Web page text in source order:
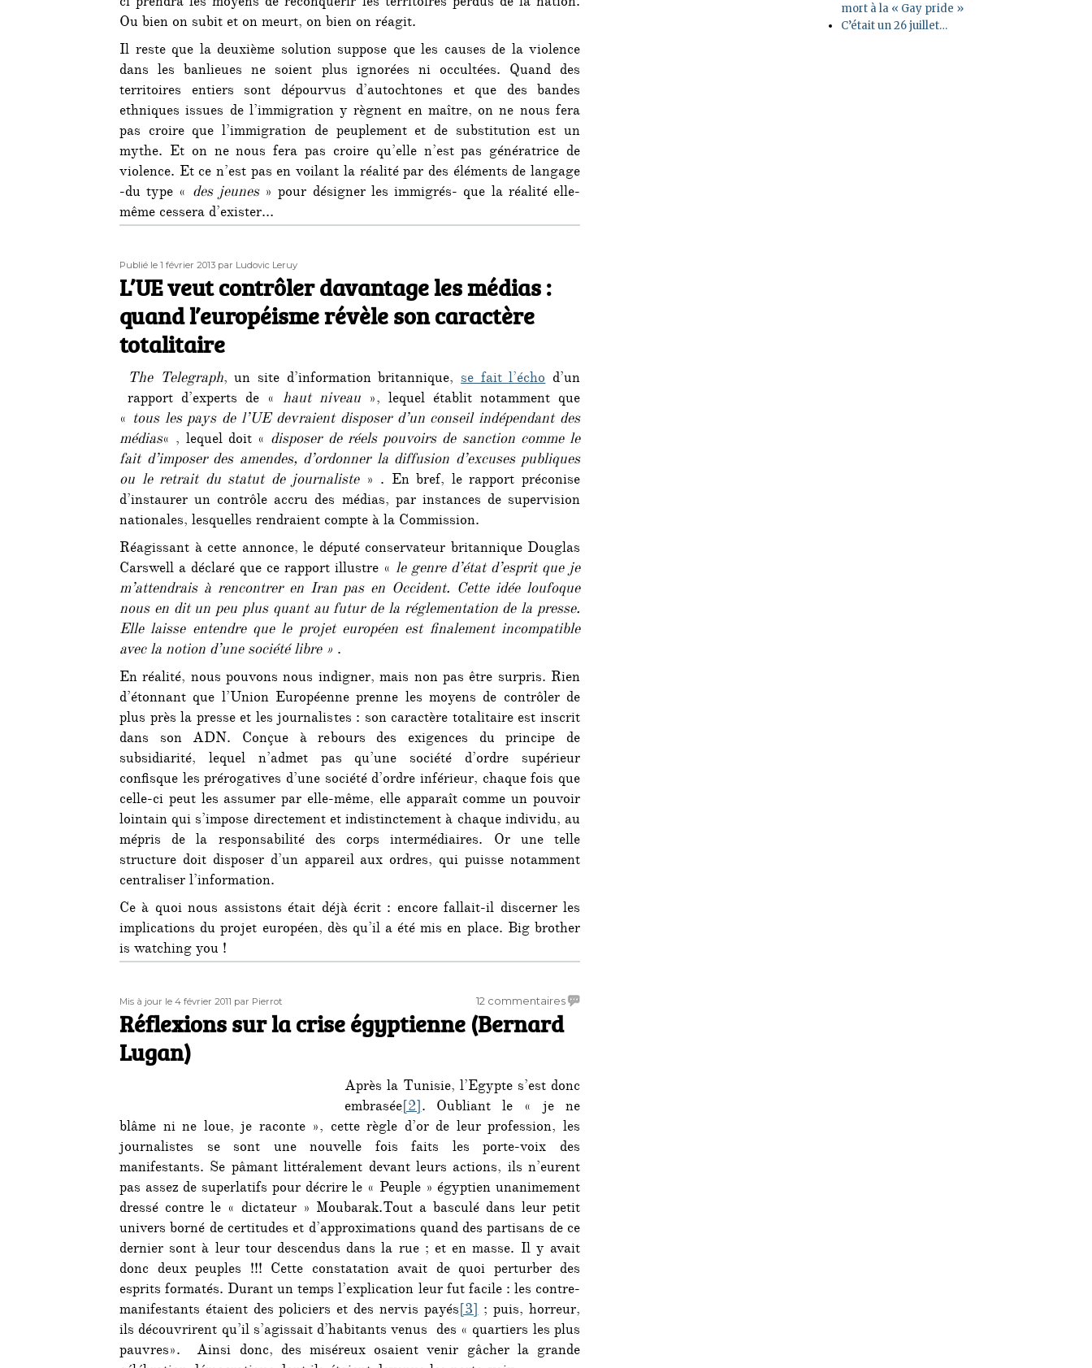
Ou bien on subit et on meurt, on bien on réagit.
Il reste que la deuxième solution suppose que les causes de la violence
dans les banlieues ne soient plus ignorées ni occultées. Quand des
territoires entiers sont dépourvus d’autochtones et que des bandes
ethniques issues de l’immigration y règnent en maître, on ne nous fera
pas croire que l’immigration de peuplement et de substitution est un
mythe. Et on ne nous fera pas croire qu’elle n’est pas génératrice de
violence. Et ce n’est pas en voilant la réalité par des éléments de langage
-du type « des jeunes» pour désigner les immigrés- que la réalité elle-
même cessera d’exister…
Publié
le
Publié le 1 février 2013 Auteur
par Ludovic Leruy
L’UE veut contrôler davantage les médias :
quand l’européisme révèle son caractère
totalitaire
The Telegraph, un site d’information britannique,se fait l’échod’un
rapport d’experts de « haut niveau », lequel établit notamment que
« tous les pays de l’UE devraient disposer d’un conseil indépendant des
médias« , lequel doit « disposer de réels pouvoirs de sanction comme le
fait d’imposer des amendes, d’ordonner la diffusion d’excuses publiques
ou le retrait du statut de journaliste» . En bref, le rapport préconise
d’instaurer un contrôle accru des médias, par instances de supervision
nationales, lesquelles rendraient compte à la Commission.
Réagissant à cette annonce, le député conservateur britannique Douglas
Carswell a déclaré que ce rapport illustre « le genre d’état d’esprit que je
m’attendrais à rencontrer en Iran pas en Occident. Cette idée loufoque
nous en dit un peu plus quant au futur de la réglementation de la presse.
Elle laisse entendre que le projet européen est finalement incompatible
avec la notion d’une société libre » .
En réalité, nous pouvons nous indigner, mais non pas être surpris. Rien
d’étonnant que l’Union Européenne prenne les moyens de contrôler de
plus près la presse et les journalistes : son caractère totalitaire est inscrit
dans son ADN. Conçue à rebours des exigences du principe de
subsidiarité, lequel n’admet pas qu’une société d’ordre supérieur
confisque les prérogatives d’une société d’ordre inférieur, chaque fois que
celle-ci peut les assumer par elle-même, elle apparaît comme un pouvoir
lointain qui s’impose directement et indistinctement à chaque individu, au
mépris de la responsabilité des corps intermédiaires. Or une telle
structure doit disposer d’un appareil aux ordres, qui puisse notamment
centraliser l’information.
Ce à quoi nous assistons était déjà écrit : encore fallait-il discerner les
implications du projet européen, dès qu’il a été mis en place. Big brother
is watching you !
Publié
le
Mis à jour le 4 février 2011 Auteur
par Pierrot 12 commentairessur
égyptienne
(Bernard
Lugan)
Réflexions sur la crise égyptienne (Bernard
Lugan)
Après la Tunisie, l’Egypte s’est donc
embrasée[2]. Oubliant le « je ne
blâme ni ne loue, je raconte », cette règle d’or de leur profession, les
journalistes se sont une nouvelle fois faits les porte-voix des
manifestants. Se pâmant littéralement devant leurs actions, ils n’eurent
pas assez de superlatifs pour décrire le « Peuple » égyptien unanimement
dressé contre le « dictateur » Moubarak.Tout a basculé dans leur petit
univers borné de certitudes et d’approximations quand des partisans de ce
dernier sont à leur tour descendus dans la rue ; et en masse. Il y avait
donc deux peuples !!! Cette constatation avait de quoi perturber des
esprits formatés. Durant un temps l’explication leur fut facile : les contre-
manifestants étaient des policiers et des nervis payés[3]; puis, horreur,
ils découvrirent qu’il s’agissait d’habitants venus des « quartiers les plus
pauvres». Ainsi donc, des miséreux osaient venir gâcher la grande
mort à la « Gay pride »
C’était un 26 juillet…